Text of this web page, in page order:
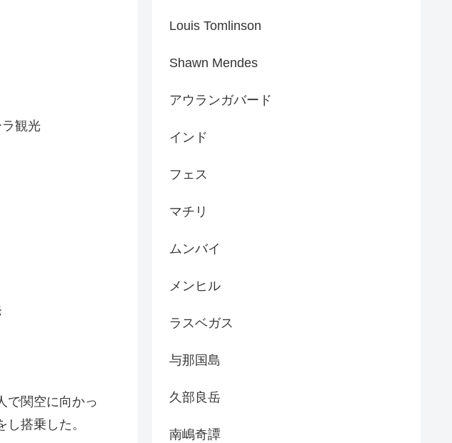
観光
で関空に向かっ
搭乗した。
Louis Tomlinson
Shawn Mendes
アウランガバード
インド
フェス
マチリ
ムンバイ
メンヒル
ラスベガス
与那国島
久部良岳
南嶋奇譚